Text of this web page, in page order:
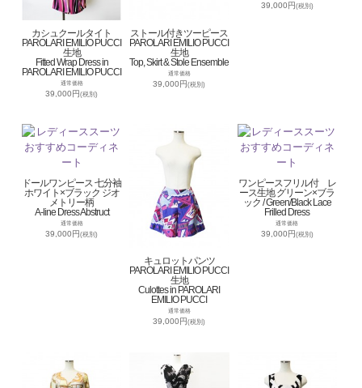
カシュクールタイト
PAROLARI EMILIO PUCCI
生地
Fitted Wrap Dress in
PAROLARI EMILIO PUCCI
通常価格
39,000円(税別)
ストール付きツーピース
PAROLARI EMILIO PUCCI
生地
Top, Skirt & Stole Ensemble
通常価格
39,000円(税別)
39,000円 (税別)
ドールワンピース 七分袖
ホワイト×ブラック ジオ
メトリー柄
A-line Dress Abstruct
通常価格
39,000円(税別)
キュロットパンツ
PAROLARI EMILIO PUCCI
生地
Culottes in PAROLARI
EMILIO PUCCI
通常価格
39,000円(税別)
ワンピースフリル付 レ
ース生地 グリーン×ブラ
ック / Green/Black Lace
Frilled Dress
通常価格
39,000円(税別)